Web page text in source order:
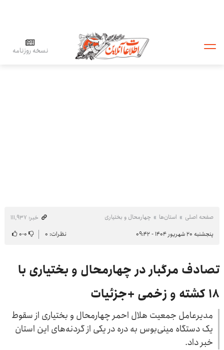
نسخه روزنامه
صفحه اصلی استان‌ها چهارمحال و بختیاری
خبر: ۱۱۱٬۹۳۷
پنجشنبه ۲۰ شهریور ۱۴۰۴ - ۰۹:۴۲
نظرات: ۰ ۰-۰
تصادف مرگبار در چهارمحال و بختیاری با
۱۸ کشته و زخمی +جزئیات
مدیرعامل جمعیت هلال‌ احمر چهارمحال و بختیاری از سقوط
یک دستگاه مینی‌بوس به دره در یکی از گردنه‌های این استان
خبر داد.